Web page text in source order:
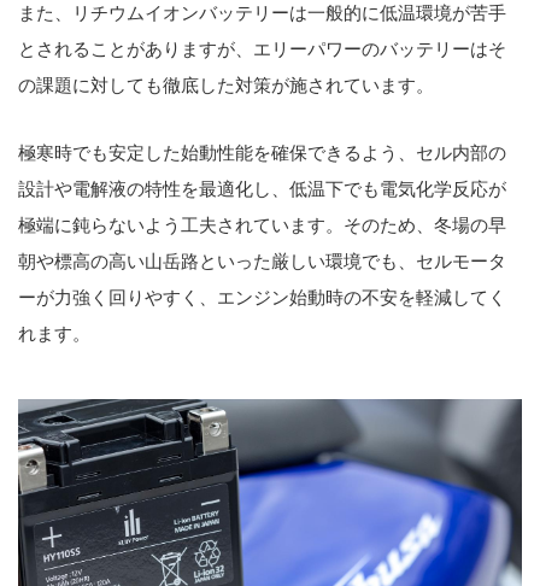
また、リチウムイオンバッテリーは一般的に低温環境が苦手
とされることがありますが、エリーパワーのバッテリーはそ
の課題に対しても徹底した対策が施されています。
極寒時でも安定した始動性能を確保できるよう、セル内部の
設計や電解液の特性を最適化し、低温下でも電気化学反応が
極端に鈍らないよう工夫されています。そのため、冬場の早
朝や標高の高い山岳路といった厳しい環境でも、セルモータ
ーが力強く回りやすく、エンジン始動時の不安を軽減してく
れます。